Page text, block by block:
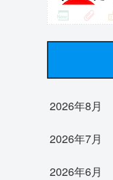
2026年8月
2026年7月
2026年6月